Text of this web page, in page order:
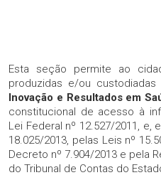
Esta seção permite ao
produzidas e/ou custodiadas
Inovação e Resultados em
constitucional de acesso à
Lei Federal nº 12.527/2011, e,
18.025/2013, pelas Leis nº
Decreto nº 7.904/2013 e pela
do Tribunal de Contas do